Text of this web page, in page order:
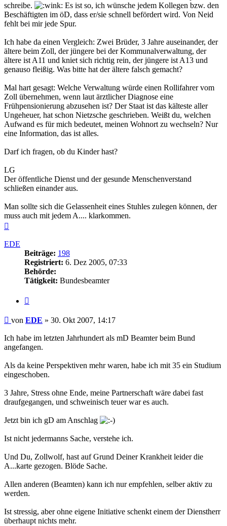
schreibe.
Es ist so, ich wünsche jedem Kollegen bzw. den
Beschäftigten im öD, dass er/sie schnell befördert wird. Von Neid
fehlt bei mir jede Spur.
Ich habe da einen Vergleich: Zwei Brüder, 3 Jahre auseinander, der
ältere beim Zoll, der jüngere bei der Kommunalverwaltung, der
ältere ist A11 und kniet sich richtig rein, der jüngere ist A13 und
genauso fleißig. Was bitte hat der ältere falsch gemacht?
Mal hart gesagt: Welche Verwaltung würde einen Rollifahrer vom
Zoll übernehmen, wenn laut ärztlicher Diagnose eine
Frühpensionierung abzusehen ist? Der Staat ist das kälteste aller
Ungeheuer, hat schon Nietzsche geschrieben. Weißt du, welchen
Aufwand es für mich bedeutet, meinen Wohnort zu wechseln? Nur
eine Information, das ist alles.
Darf ich fragen, ob du Kinder hast?
LG
Der öffentliche Dienst und der gesunde Menschenverstand
schließen einander aus.
Man sollte sich die Gelassenheit eines Stuhles zulegen können, der
muss auch mit jedem A.... klarkommen.
EDE
Beiträge: 198
Registriert: 6. Dez 2005, 07:33
Behörde:
Tätigkeit: Bundesbeamter
Beitrag
von EDE » 30. Okt 2007, 14:17
Ich habe im letzten Jahrhundert als mD Beamter beim Bund
angefangen.
Als da keine Perspektiven mehr waren, habe ich mit 35 ein Studium
eingeschoben.
3 Jahre, Stress ohne Ende, meine Partnerschaft wäre dabei fast
draufgegangen, und schweinisch teuer war es auch.
Jetzt bin ich gD am Anschlag
Ist nicht jedermanns Sache, verstehe ich.
Und Du, Zollwolf, hast auf Grund Deiner Krankheit leider die
A...karte gezogen. Blöde Sache.
Allen anderen (Beamten) kann ich nur empfehlen, selber aktiv zu
werden.
Ist stressig, aber ohne eigene Initiative schenkt einem der Dienstherr
überhaupt nichts mehr.